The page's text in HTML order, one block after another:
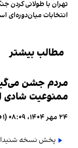
تهران با طولانی کردن
انتخابات میان‌دوره‌ای
مطالب بیشتر
مردم جشن
ممنوعیت شادی
۲۴ مهر ۱۴۰۴، ۰۸:۰۹ (‎+۱ گرینویچ)
پخش نسخه